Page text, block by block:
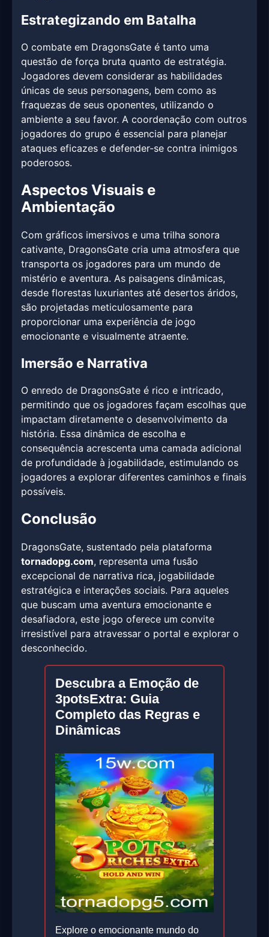
Estrategizando em Batalha
O combate em DragonsGate é tanto uma
questão de força bruta quanto de estratégia.
Jogadores devem considerar as habilidades
únicas de seus personagens, bem como as
fraquezas de seus oponentes, utilizando o
ambiente a seu favor. A coordenação com outros
jogadores do grupo é essencial para planejar
ataques eficazes e defender-se contra inimigos
poderosos.
Aspectos Visuais e
Ambientação
Com gráficos imersivos e uma trilha sonora
cativante, DragonsGate cria uma atmosfera que
transporta os jogadores para um mundo de
mistério e aventura. As paisagens dinâmicas,
desde florestas luxuriantes até desertos áridos,
são projetadas meticulosamente para
proporcionar uma experiência de jogo
emocionante e visualmente atraente.
Imersão e Narrativa
O enredo de DragonsGate é rico e intricado,
permitindo que os jogadores façam escolhas que
impactam diretamente o desenvolvimento da
história. Essa dinâmica de escolha e
consequência acrescenta uma camada adicional
de profundidade à jogabilidade, estimulando os
jogadores a explorar diferentes caminhos e finais
possíveis.
Conclusão
DragonsGate, sustentado pela plataforma
tornadopg.com, representa uma fusão
excepcional de narrativa rica, jogabilidade
estratégica e interações sociais. Para aqueles
que buscam uma aventura emocionante e
desafiadora, este jogo oferece um convite
irresistível para atravessar o portal e explorar o
desconhecido.
Descubra a Emoção de
3potsExtra: Guia
Completo das Regras e
Dinâmicas
Explore o emocionante mundo do